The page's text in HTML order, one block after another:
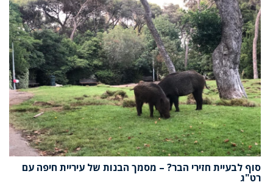
סוף לבעיית חזירי הבר? – מסמך הבנות של עיריית חיפה עם
רט"ג